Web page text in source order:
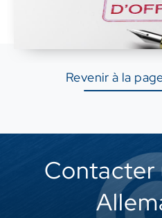
Revenir à la
Contacter